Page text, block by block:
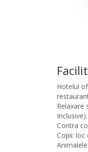
Hotelul
Relaxare
Inclusive).
Contra
Copii: